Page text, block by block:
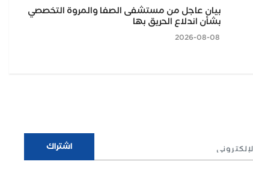
بيان عاجل من مستشفى الصفا والمروة التخصصي
بشأن اندلاع الحريق بها